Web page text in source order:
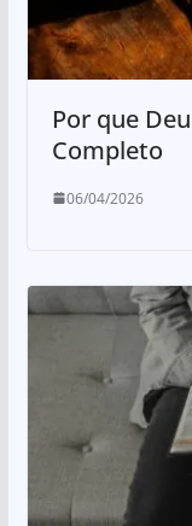
Por que
Completo
06/04/2026